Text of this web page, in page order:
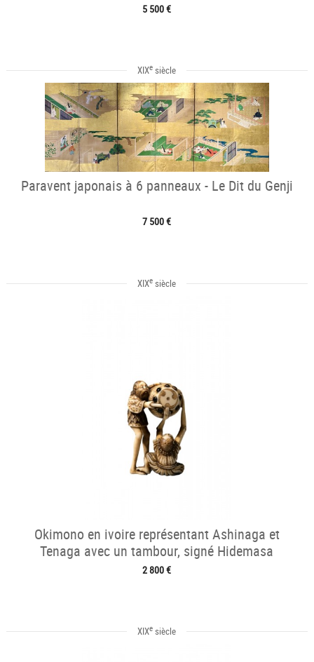
5 500 €
XIXe siècle
Paravent japonais à 6 panneaux - Le Dit du Genji
7 500 €
XIXe siècle
Okimono en ivoire représentant Ashinaga et
Tenaga avec un tambour, signé Hidemasa
2 800 €
XIXe siècle